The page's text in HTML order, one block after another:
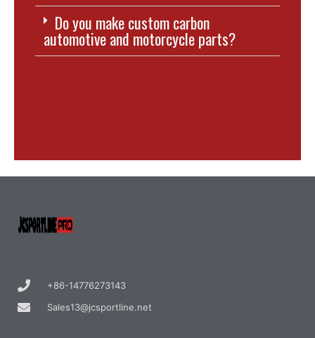
Do you make custom carbon
automotive and motorcycle parts?
+86-14776273143
Sales13@jcsportline.net